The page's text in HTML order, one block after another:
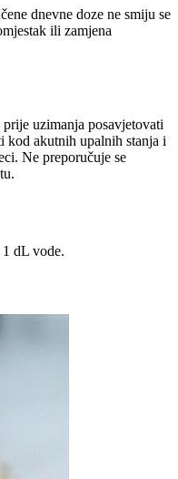
dnevne doze ne smiju se
ili zamjena
uzimanja posavjetovati
kod akutnih upalnih stanja i
Ne preporučuje se
dL vode.